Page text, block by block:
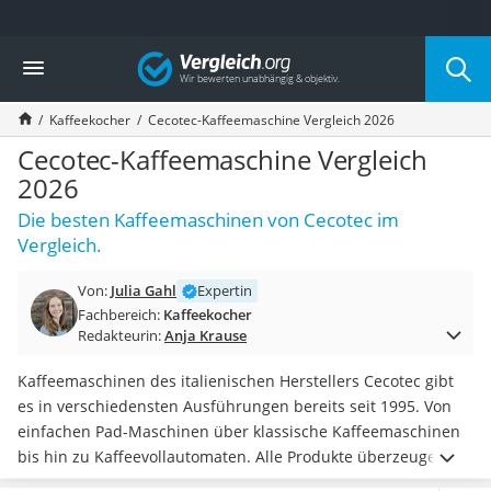
Die beliebtesten Vergleiche nach Kategorie
Haushalt
Wassersprudler
Zentralstaubsauger
Brotbackautomat
Wischroboter
Wäschespinne
Industriestaubsauger
Spülmaschinentabs
Eierkocher
AEG-Waschmaschine
Handstaubsauger
Milchaufschäumer
Kondenstrockner
Reiskocher
Heißwasserspender
Vergleich
Kaffeekocher Cecotec-Kaffeemaschine Vergleich 2026
Cecotec-Kaffeemaschine Vergleich
2026
Die besten Kaffeemaschinen von Cecotec im
Vergleich.
Von: Julia Gahl
Expertin
Fachbereich: Kaffeekocher
Redakteurin:Anja Krause
Kaffeemaschinen des italienischen Herstellers Cecotec gibt
es in verschiedensten Ausführungen bereits seit 1995. Von
einfachen Pad-Maschinen über klassische Kaffeemaschinen
bis hin zu Kaffeevollautomaten. Alle Produkte überzeugen
laut diversen Tests im Internet mit guter Qualität. Die